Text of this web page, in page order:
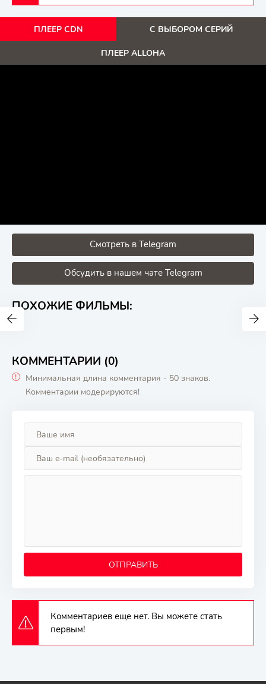
ПЛЕЕР CDN С ВЫБОРОМ СЕРИЙ
ПЛЕЕР ALLOHA
Смотреть в Telegram
Обсудить в нашем чате Telegram
ПОХОЖИЕ ФИЛЬМЫ:
КОММЕНТАРИИ (0)
Минимальная длина комментария - 50 знаков.
Комментарии модерируются!
ОТПРАВИТЬ
Комментариев еще нет. Вы можете стать
первым!